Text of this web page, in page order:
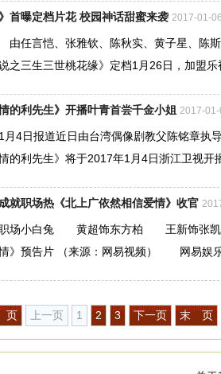
》首曝定档片花 校园神话甜蜜来袭 2017-01-
任言恺、张雅钦、陈秋实、黄子星、陈斯
说之三生三世桃花缘》定档1月26日，加盟乐
情的利先生》开播叶青首尝千金小姐 2017-01-
月4日报道近日由台湾偶像剧教父陈铭章执
情的利先生》将于2017年1月4日浙江卫视开
就职场热《北上广依然相信爱情》收官
职场小白兔 黄超饰东方柏 王新
》预告片 （来源：网易视频） 网易娱乐
页 上一页 1 2 3 下一页 末 页